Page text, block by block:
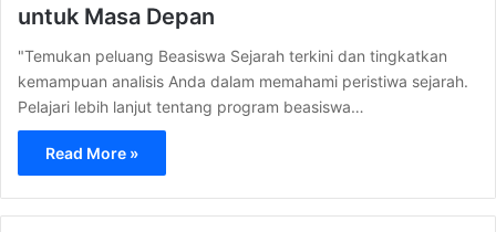
untuk Masa Depan
"Temukan peluang Beasiswa Sejarah terkini dan tingkatkan
kemampuan analisis Anda dalam memahami peristiwa sejarah.
Pelajari lebih lanjut tentang program beasiswa…
Read More »